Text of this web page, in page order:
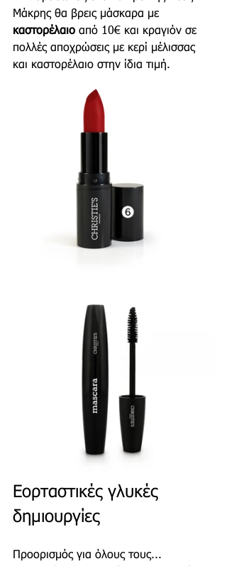
Μάκρης θα βρεις μάσκαρα με
καστορέλαιο από 10€ και κραγιόν σε
πολλές αποχρώσεις με κερί μέλισσας
και καστορέλαιο στην ίδια τιμή.
Εορταστικές γλυκές
δημιουργίες
Προορισμός για όλους τους...